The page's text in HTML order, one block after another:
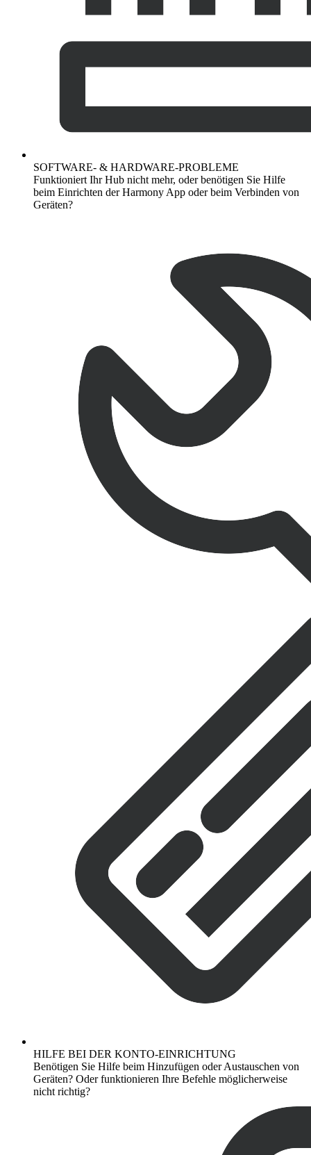
SOFTWARE- & HARDWARE-PROBLEME
Funktioniert Ihr Hub nicht mehr, oder benötigen Sie Hilfe
beim Einrichten der Harmony App oder beim Verbinden von
Geräten?
HILFE BEI DER KONTO-EINRICHTUNG
Benötigen Sie Hilfe beim Hinzufügen oder Austauschen von
Geräten? Oder funktionieren Ihre Befehle möglicherweise
nicht richtig?